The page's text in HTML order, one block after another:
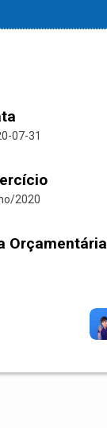
07-31
2020
Orçamentária